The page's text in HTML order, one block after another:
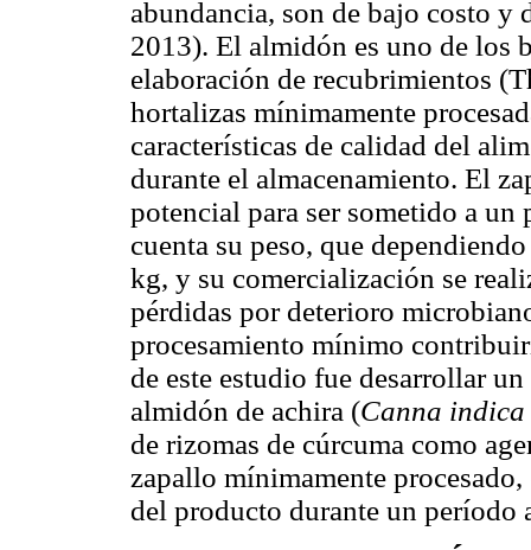
abundancia, son de bajo costo
2013). El almidón es uno de los
elaboración de recubrimientos
hortalizas mínimamente
características de calidad del
durante el almacenamiento. El
potencial para ser sometido a
cuenta su peso, que
kg, y su comercialización se
pérdidas por deterioro
procesamiento mínimo
de este estudio fue desarrollar
almidón de achira (Canna indica
de rizomas de cúrcuma como
zapallo mínimamente
del producto durante un período